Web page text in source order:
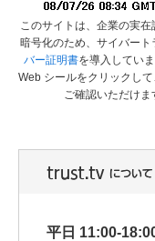
このサイトは、企業の実在
暗号化のため、サイバート
バー証明書を導入してい
Web シールをクリックし
ご確認いただけま
平日 11:00-